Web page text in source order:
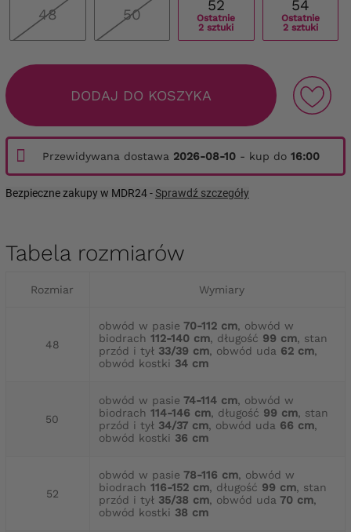
48 50
52
Ostatnie
2 sztuki
54
Ostatnie
2 sztuki
DODAJ DO KOSZYKA
Przewidywana dostawa 2026-08-10 - kup do 16:00
Bezpieczne zakupy w MDR24 -Sprawdź szczegóły
Tabela rozmiarów
Rozmiar Wymiary
48
obwód w pasie 70-112 cm, obwód w
biodrach 112-140 cm, długość 99 cm, stan
przód i tył 33/39 cm, obwód uda 62 cm,
obwód kostki 34 cm
50
obwód w pasie 74-114 cm, obwód w
biodrach 114-146 cm, długość 99 cm, stan
przód i tył 34/37 cm, obwód uda 66 cm,
obwód kostki 36 cm
52
obwód w pasie 78-116 cm, obwód w
biodrach 116-152 cm, długość 99 cm, stan
przód i tył 35/38 cm, obwód uda 70 cm,
obwód kostki 38 cm